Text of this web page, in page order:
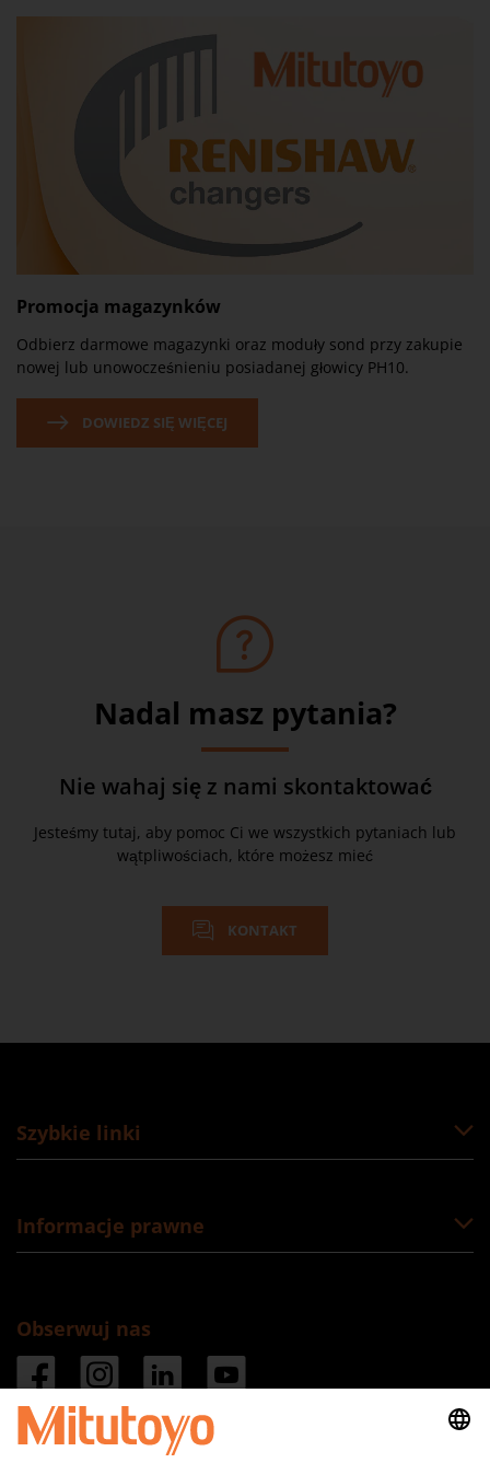
Promocja magazynków
Odbierz darmowe magazynki oraz moduły sond przy zakupie
nowej lub unowocześnieniu posiadanej głowicy PH10.
DOWIEDZ SIĘ WIĘCEJ
Nadal masz pytania?
Nie wahaj się z nami skontaktować
Jesteśmy tutaj, aby pomoc Ci we wszystkich pytaniach lub
wątpliwościach, które możesz mieć
KONTAKT
Szybkie linki
Informacje prawne
Obserwuj nas